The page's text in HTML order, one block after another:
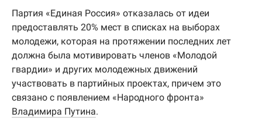
Партия «Единая Россия» отказалась от идеи
предоставлять 20% мест в списках на выборах
молодежи, которая на протяжении последних лет
должна была мотивировать членов «Молодой
гвардии» и других молодежных движений
участвовать в партийных проектах, причем это
связано с появлением «Народного фронта»
Владимира Путина.